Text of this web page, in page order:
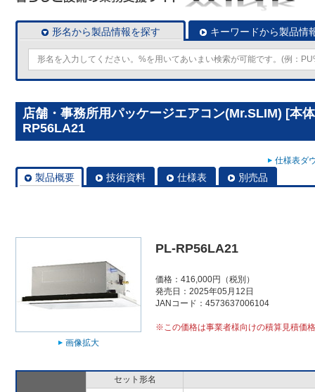
形名から製品情報を探す キーワードから製品情
店舗・事務所用パッケージエアコン(Mr.SLIM) [本
RP56LA21
仕様表ダ
製品概要 技術資料 仕様表 別売品
画像拡大
PL-RP56LA21
価格：416,000円（税別）
発売日：2025年05月12日
JANコード：4573637006104
※この価格は事業者様向けの積算見積価
セット形名